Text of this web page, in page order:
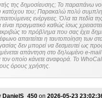
της δημοσίευσης; Το παραπάνω
κατόχου του; Παρακαλώ πολύ
ενέργειες. Όλα τα πεδία
πραγματικό καθώς ίσως χρειαστεί
το πρόβλημα που σας έχει
δεν μπορεί να δεσμευτεί ως
απάντηση στο δηλωμένο e-mail
οποίο κάνετε αναφορά. Το
όρους χρήσης.
DanielS_450 on 2026-05-23